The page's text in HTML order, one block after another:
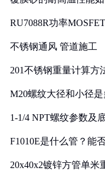
RU7088R功率
不锈钢通风 管道施工
201不锈钢重量计算方
M20螺纹大径和小径
1-1/4 NPT螺纹参数及
F1010E是什么管？能
20x40x2镀锌方管单米